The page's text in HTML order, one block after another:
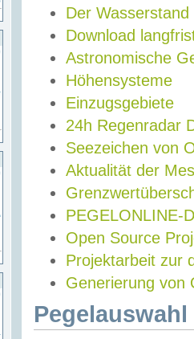
Der Wasserstand
Download
Astronomische
Höhensysteme
Einzugsgebiete
24h Regenradar
Seezeichen von
Aktualität der
PEGELONLINE-
Open Source
Projektarbeit zur
Generierung von